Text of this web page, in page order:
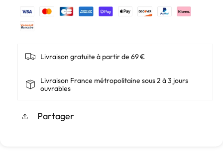
pour
lampe
Néo,
/
pour
lampe
/
Livraison gratuite à partir de 69 €
Livraison France métropolitaine sous 2 à 3 jours
ouvrables
Partager